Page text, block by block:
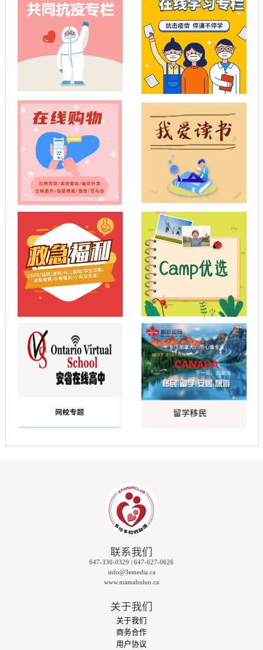
联系我们
647-330-0329 | 647-627-0626
info@3emedia.ca
www.mamabuluo.ca
关于我们
关于我们
商务合作
用户协议